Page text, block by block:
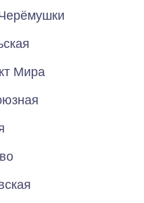
Мира